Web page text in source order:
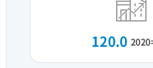
120.0